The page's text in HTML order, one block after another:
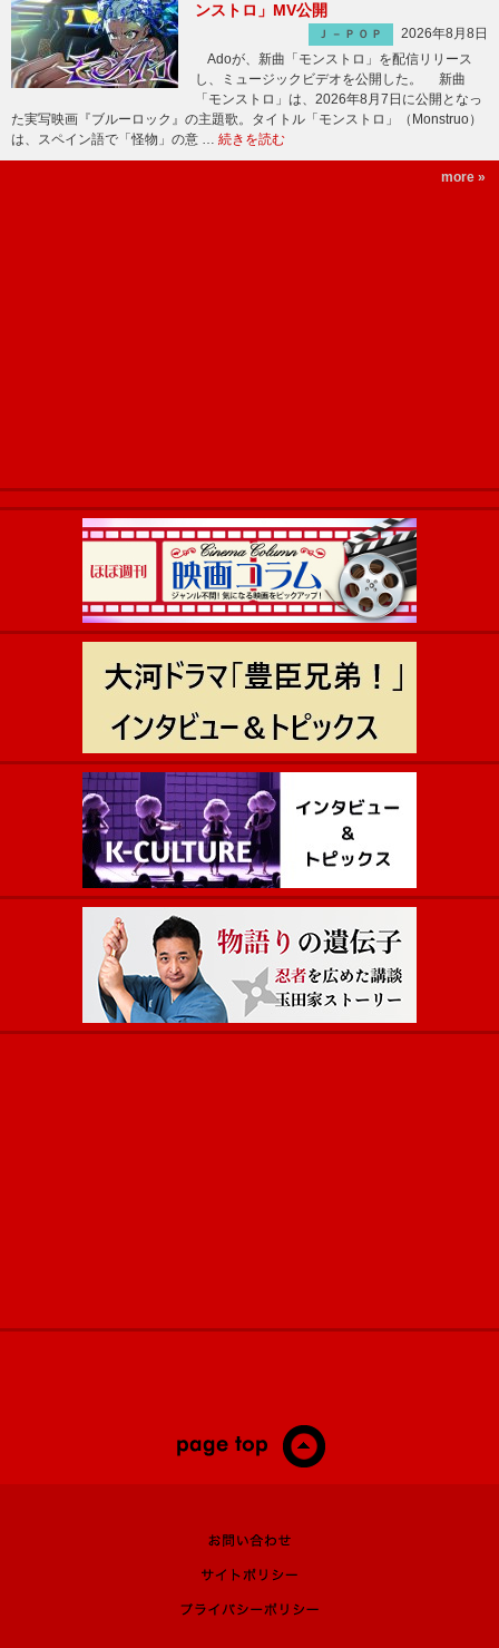
ンストロ」MV公開
Ｊ－ＰＯＰ
2026年8月8日
Adoが、新曲「モンストロ」を配信リリース
し、ミュージックビデオを公開した。 新曲
「モンストロ」は、2026年8月7日に公開となっ
た実写映画『ブルーロック』の主題歌。タイトル「モンストロ」（Monstruo）
は、スペイン語で「怪物」の意 … 続きを読む
more »